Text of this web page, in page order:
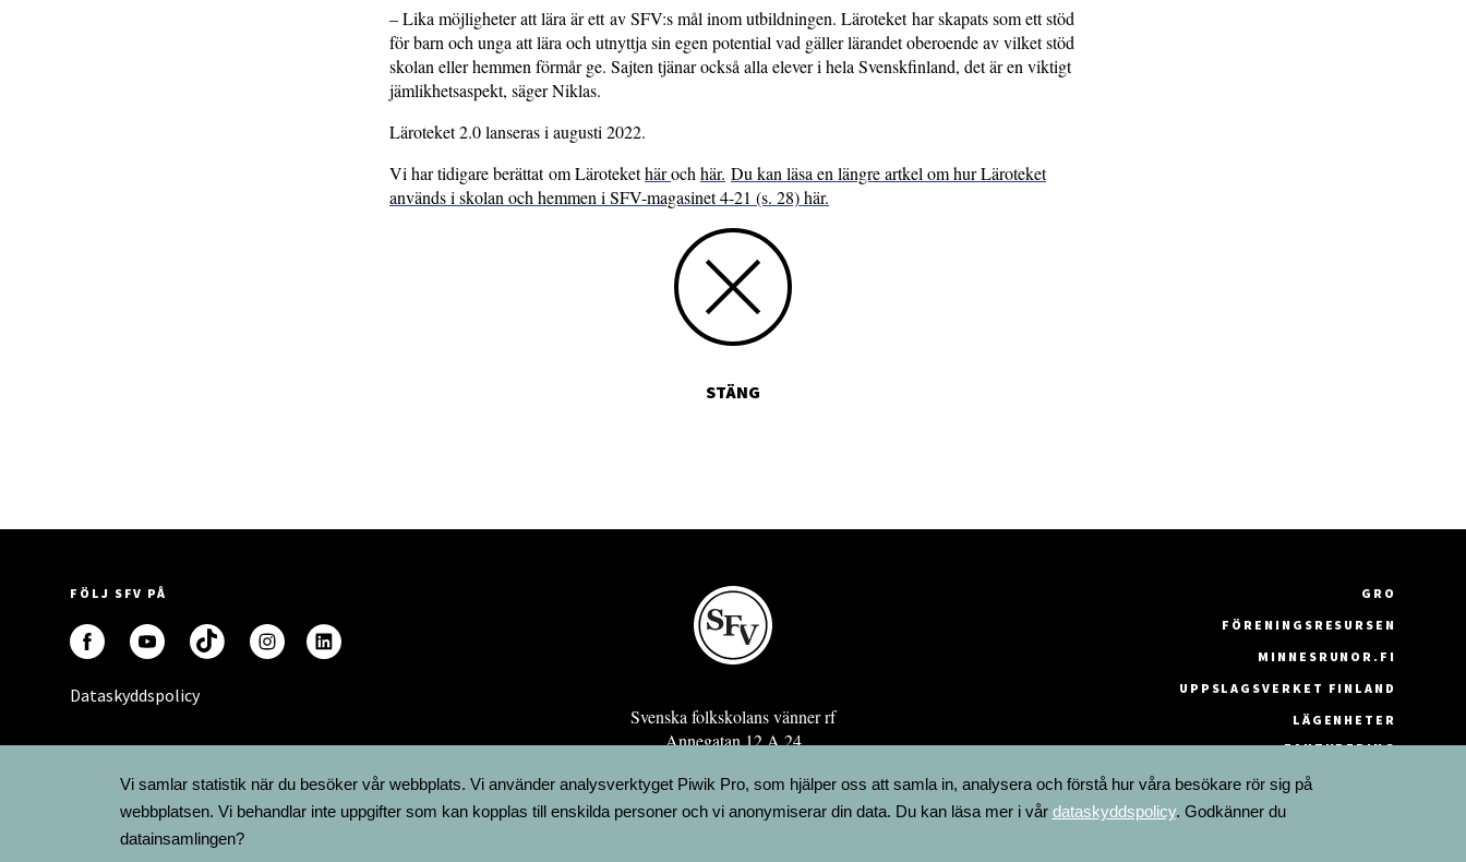
– Lika möjligheter att lära är ett av SFV:s mål inom utbildningen. Läroteket har skapats som ett stöd
för barn och unga att lära och utnyttja sin egen potential vad gäller lärandet oberoende av vilket stöd
skolan eller hemmen förmår ge. Sajten tjänar också alla elever i hela Svenskfinland, det är en viktigt
jämlikhetsaspekt, säger Niklas.
Läroteket 2.0 lanseras i augusti 2022.
Vi har tidigare berättat om Lärotekethäroch här. Du kan läsa en längre artkel om hur Läroteket
används i skolan och hemmen i SFV-magasinet 4-21 (s. 28) här.
STÄNG
FÖLJ SFV PÅ
Dataskyddspolicy
Svenska folkskolans vänner rf
Annegatan 12 A 24
sfv@sfv.fi
GRO
FÖRENINGSRESURSEN
MINNESRUNOR.FI
UPPSLAGSVERKET FINLAND
LÄGENHETER
FAKTURERING
Vi samlar statistik när du besöker vår webbplats. Vi använder analysverktyget Piwik Pro, som hjälper oss att samla in, analysera och förstå hur våra besökare rör sig på
webbplatsen. Vi behandlar inte uppgifter som kan kopplas till enskilda personer och vi anonymiserar din data. Du kan läsa mer i vår dataskyddspolicy. Godkänner du
datainsamlingen?